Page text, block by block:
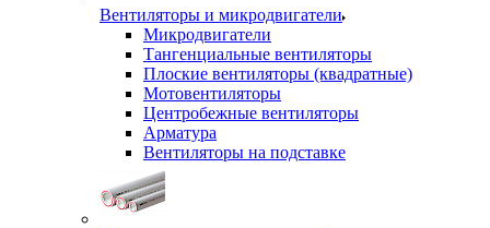
Вентиляторы и микродвигатели
Микродвигатели
Тангенциальные вентиляторы
Плоские вентиляторы (квадратные)
Мотовентиляторы
Центробежные вентиляторы
Арматура
Вентиляторы на подставке